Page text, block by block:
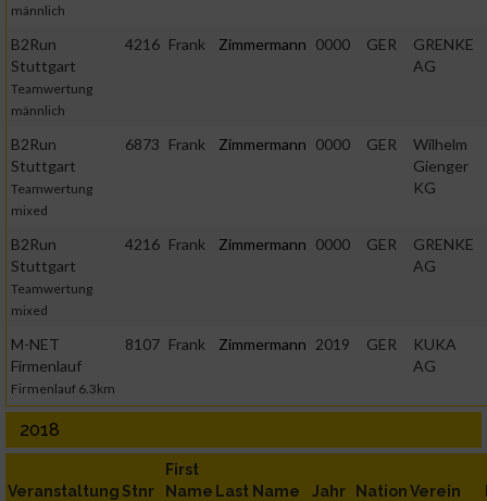
männlich
B2Run
Stuttgart
Teamwertung
männlich
4216 Frank Zimmermann 0000 GER
GRENKE
AG
B2Run
Stuttgart
Teamwertung
mixed
6873 Frank Zimmermann 0000 GER
Wilhelm
Gienger
KG
B2Run
Stuttgart
Teamwertung
mixed
4216 Frank Zimmermann 0000 GER
GRENKE
AG
M-NET
Firmenlauf
Firmenlauf 6.3km
8107 Frank Zimmermann 2019 GER
KUKA
AG
2018
Veranstaltung Stnr
First
Name Last Name Jahr NationVerein